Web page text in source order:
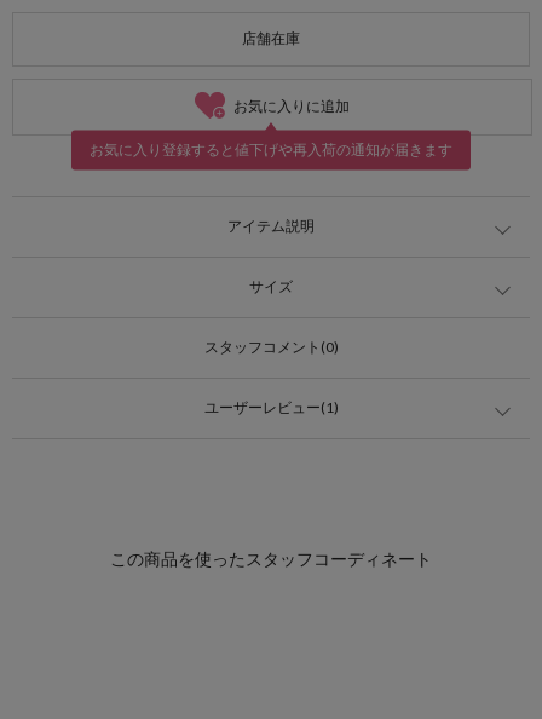
店舗在庫
お気に入りに追加
お気に入り登録すると値下げや再入荷の通知が届きます
アイテム説明
サイズ
スタッフコメント(0)
ユーザーレビュー(1)